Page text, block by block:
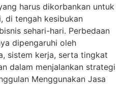
harus dikorbankan untuk
di tengah kesibukan
sehari-hari. Perbedaan
dipengaruhi oleh
sistem kerja, serta tingkat
dalam menjalankan strategi
Menggunakan Jasa